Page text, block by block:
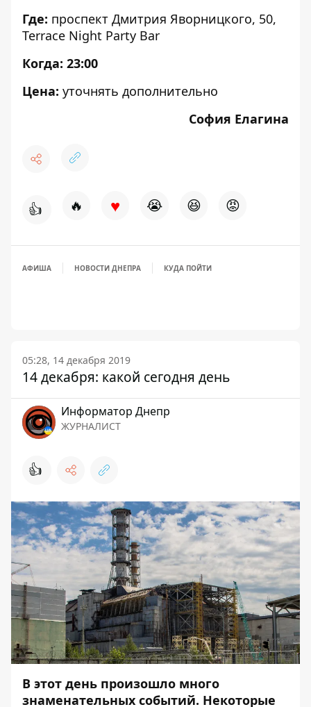
Где: проспект Дмитрия Яворницкого, 50,
Terrace Night Party Bar
Когда: 23:00
Цена: уточнять дополнительно
София Елагина
👍 🔥 ♥ 😭 😆 😡
АФИША НОВОСТИ ДНЕПРА КУДА ПОЙТИ
05:28, 14 декабря 2019
14 декабря: какой сегодня день
Информатор Днепр
ЖУРНАЛИСТ
👍
В этот день произошло много
знаменательных событий. Некоторые